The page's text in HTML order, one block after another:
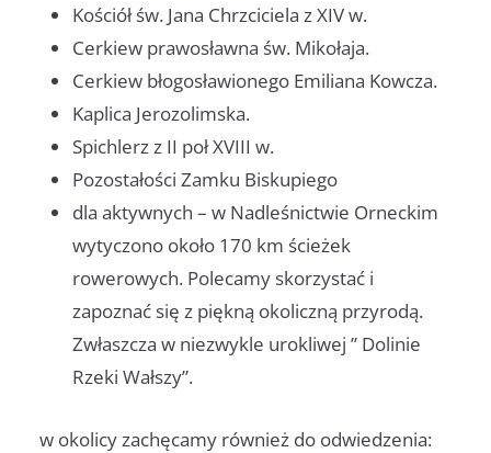
Kościół św. Jana Chrzciciela z XIV w.
Cerkiew prawosławna św. Mikołaja.
Cerkiew błogosławionego Emiliana Kowcza.
Kaplica Jerozolimska.
Spichlerz z II poł XVIII w.
Pozostałości Zamku Biskupiego
dla aktywnych – w Nadleśnictwie Orneckim
wytyczono około 170 km ścieżek
rowerowych. Polecamy skorzystać i
zapoznać się z piękną okoliczną przyrodą.
Zwłaszcza w niezwykle urokliwej ” Dolinie
Rzeki Wałszy”.
w okolicy zachęcamy również do odwiedzenia: